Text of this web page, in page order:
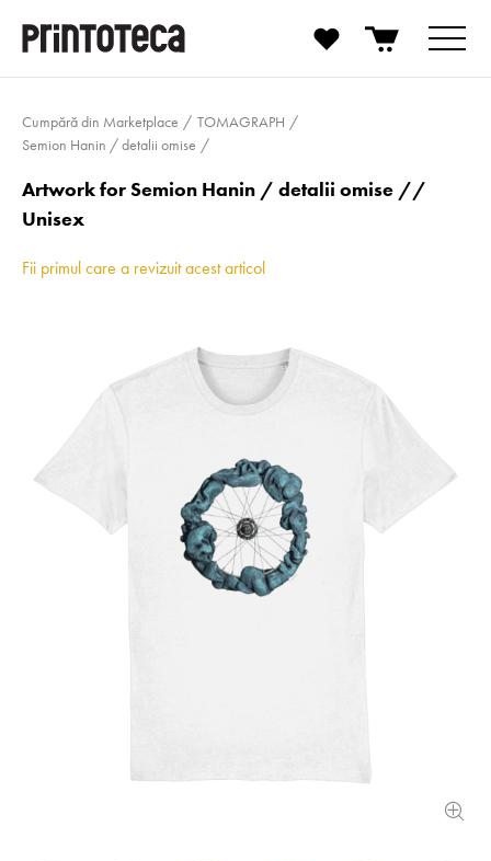
Cumpără din Marketplace
TOMAGRAPH
Semion Hanin / detalii omise
Artwork for Semion Hanin / detalii omise //
Unisex
Fii primul care a revizuit acest articol